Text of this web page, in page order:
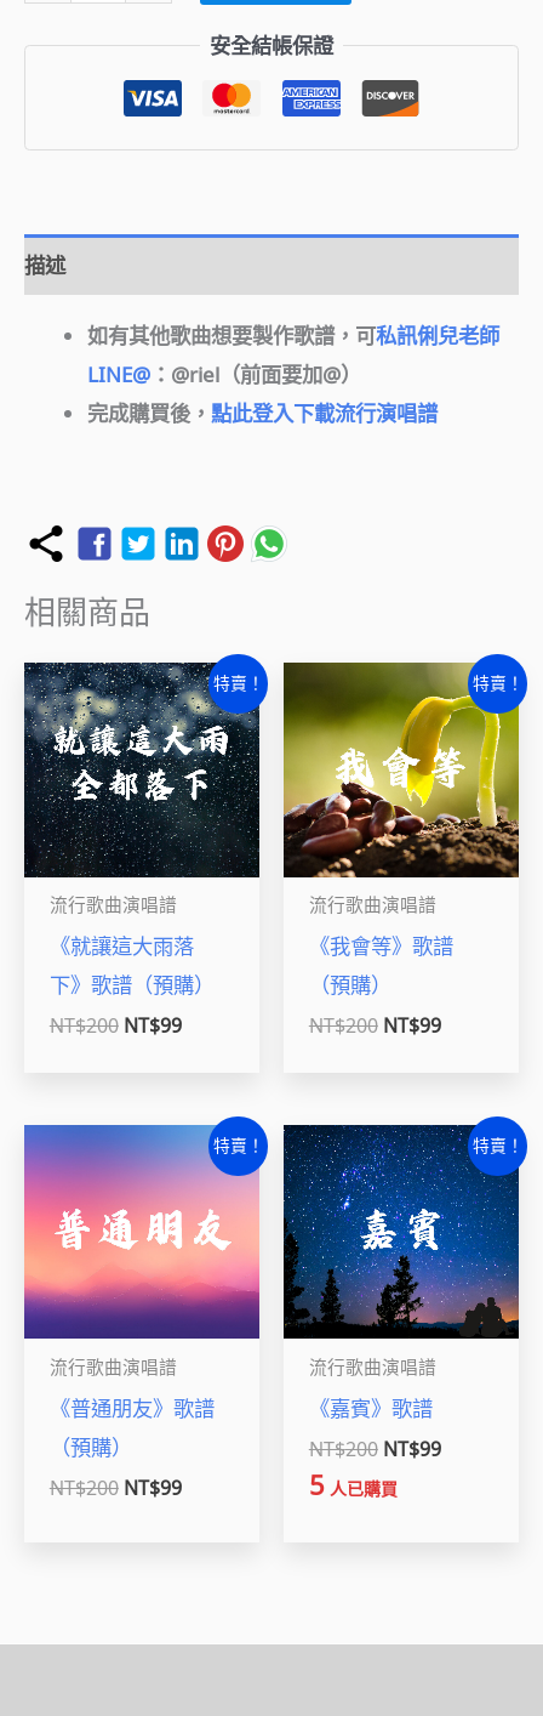
安全結帳保證
描述
如有其他歌曲想要製作歌譜，可私訊俐兒老師
LINE@：@riel（前面要加@）
完成購買後， 點此登入下載流行演唱譜
相關商品
特賣！
流行歌曲演唱譜
《就讓這大雨落
下》歌譜（預購）
NT$200
原
始
價
格：
NT$200。
NT$99
目
前
價
格：
NT$99。
特賣！
流行歌曲演唱譜
《我會等》歌譜
（預購）
NT$200
始
價
格：
NT$200。
NT$99
前
價
格：
NT$99。
特賣！
流行歌曲演唱譜
《普通朋友》歌譜
（預購）
NT$200
原
始
價
格：
NT$200。
NT$99
前
價
格：
NT$99。
特賣！
流行歌曲演唱譜
《嘉賓》歌譜
NT$200
原
始
價
格：
NT$200。
NT$99
目
前
價
格：
NT$99。
5 人已購買